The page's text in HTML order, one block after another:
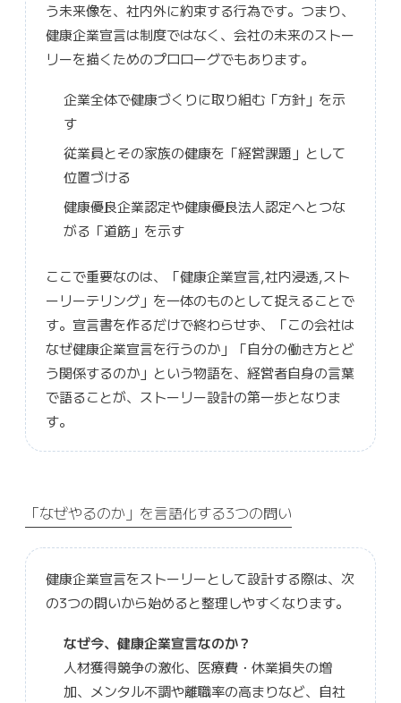
う未来像を、社内外に約束する行為です。つまり、
健康企業宣言は制度ではなく、会社の未来のストー
リーを描くためのプロローグでもあります。
企業全体で健康づくりに取り組む「方針」を示
す
従業員とその家族の健康を「経営課題」として
位置づける
健康優良企業認定や健康優良法人認定へとつな
がる「道筋」を示す
ここで重要なのは、「健康企業宣言,社内浸透,スト
ーリーテリング」を一体のものとして捉えることで
す。宣言書を作るだけで終わらせず、「この会社は
なぜ健康企業宣言を行うのか」「自分の働き方とど
う関係するのか」という物語を、経営者自身の言葉
で語ることが、ストーリー設計の第一歩となりま
す。
「なぜやるのか」を言語化する3つの問い
健康企業宣言をストーリーとして設計する際は、次
の3つの問いから始めると整理しやすくなります。
なぜ今、健康企業宣言なのか？
人材獲得競争の激化、医療費・休業損失の増
加、メンタル不調や離職率の高まりなど、自社